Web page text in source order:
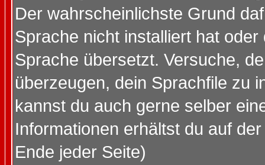
Der wahrscheinlichste Grund
Sprache nicht installiert hat
Sprache übersetzt. Versuche,
überzeugen, dein Sprachfile zu
kannst du auch gerne selber
Informationen erhältst du auf
Ende jeder Seite)